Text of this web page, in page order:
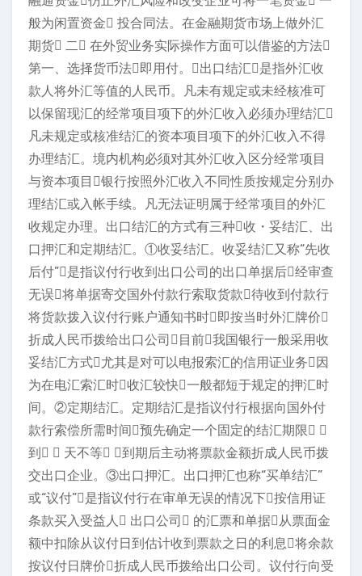
般为闲置资金 投合同法。在金融期货市场上做外汇
期货 二 在外贸业务实际操作方面可以借鉴的方法
第一、选择货币法即用付。出口结汇是指外汇收
款人将外汇等值的人民币。凡未有规定或未经核准可
以保留现汇的经常项目项下的外汇收入必须办理结汇
凡未规定或核准结汇的资本项目项下的外汇收入不得
办理结汇。境内机构必须对其外汇收入区分经常项目
与资本项目银行按照外汇收入不同性质按规定分别办
理结汇或入帐手续。凡无法证明属于经常项目的外汇
收规定办理。出口结汇的方式有三种收・妥结汇、出
口押汇和定期结汇。①收妥结汇。收妥结汇又称“先收
后付”是指议付行收到出口公司的出口单据后经审查
无误将单据寄交国外付款行索取货款待收到付款行
将货款拨入议付行账户通知书时即按当时外汇牌价
折成人民币拨给出口公司目前我国银行一般采用收
妥结汇方式尤其是对可以电报索汇的信用证业务因
为在电汇索汇时收汇较快一般都短于规定的押汇时
间。②定期结汇。定期结汇是指议付行根据向国外付
款行索偿所需时间预先确定一个固定的结汇期限 
到  天不等 到期后主动将票款金额折成人民币拨
交出口企业。③出口押汇。出口押汇也称“买单结汇”
或“议付”是指议付行在审单无误的情况下按信用证
条款买入受益人 出口公司 的汇票和单据从票面金
额中扣除从议付日到估计收到票款之日的利息将余款
按议付日牌价折成人民币拨给出口公司。议付行向受